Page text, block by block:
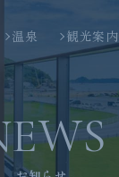
温泉 観光案内